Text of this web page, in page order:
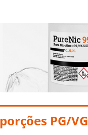
PG/VG